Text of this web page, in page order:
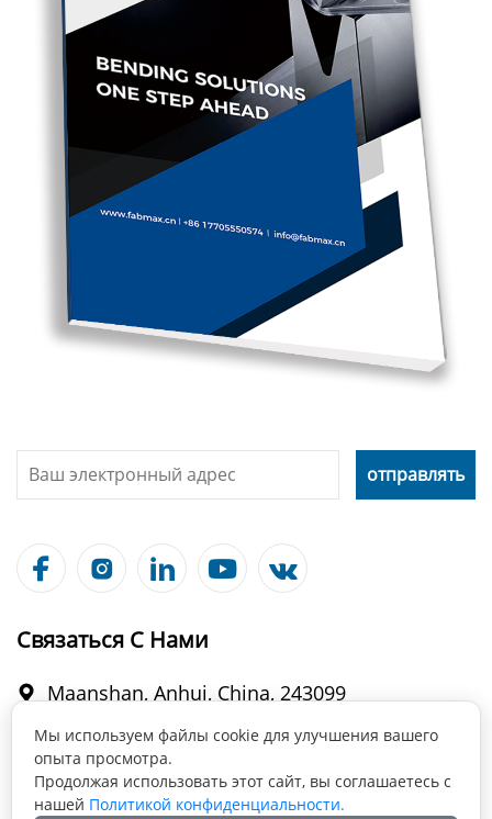
    
Связаться С Нами
 Maanshan, Anhui, China, 243099
 info@fabmax.cn
Мы используем файлы cookie для улучшения вашего
опыта просмотра.
Продолжая использовать этот сайт, вы соглашаетесь с
нашей Политикой конфиденциальности.